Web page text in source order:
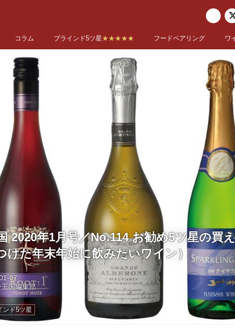
コラム ブラインド5ツ星★★★★★ フードペアリング ワ
2020年1月号／No.114 お勧め5ツ星の買
けた年末年始に飲みたいワイン）
07
国編集部
ンド5ツ星